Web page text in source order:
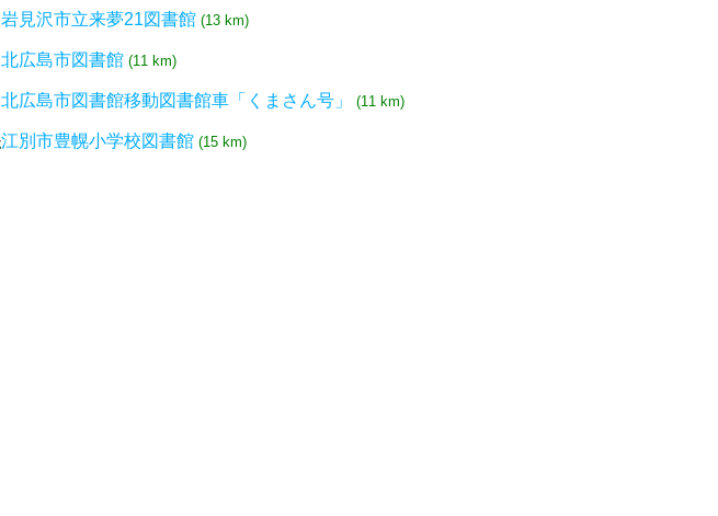
岩見沢市立来夢21図書館 (13 km)
北広島市図書館 (11 km)
北広島市図書館移動図書館車「くまさん号」 (11 km)
江別市豊幌小学校図書館 (15 km)